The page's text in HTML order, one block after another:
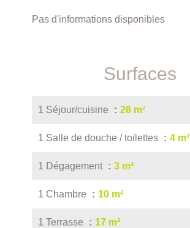
Pas d'informations disponibles
Surfaces
1 Séjour/cuisine 26 m²
1 Salle de douche / toilettes 4 m²
1 Dégagement 3 m²
1 Chambre 10 m²
1 Terrasse 17 m²